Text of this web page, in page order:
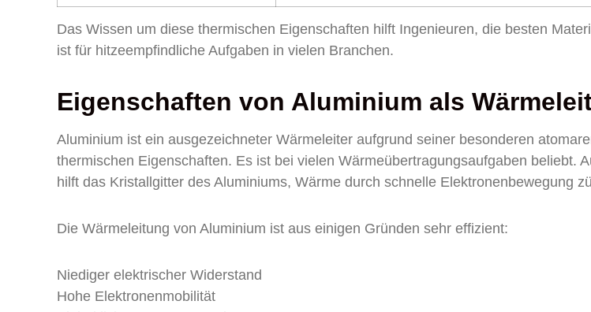
Das Wissen um diese thermischen Eigenschaften hilft Ingenieuren, die besten
ist für hitzeempfindliche Aufgaben in vielen Branchen.
Eigenschaften von Aluminium als
Aluminium ist ein ausgezeichneter Wärmeleiter aufgrund seiner besonderen
thermischen Eigenschaften. Es ist bei vielen Wärmeübertragungsaufgaben beliebt.
hilft das Kristallgitter des Aluminiums, Wärme durch schnelle Elektronenbewegung
Die Wärmeleitung von Aluminium ist aus einigen Gründen sehr effizient:
Niediger elektrischer Widerstand
Hohe Elektronenmobilität